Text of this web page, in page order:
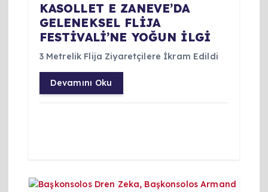
m
KASOLLET E ZANEVE’DA
GELENEKSEL FLİJA
FESTİVALİ’NE YOĞUN İLGİ
3 Metrelik Flija Ziyaretçilere İkram Edildi
Devamını Oku